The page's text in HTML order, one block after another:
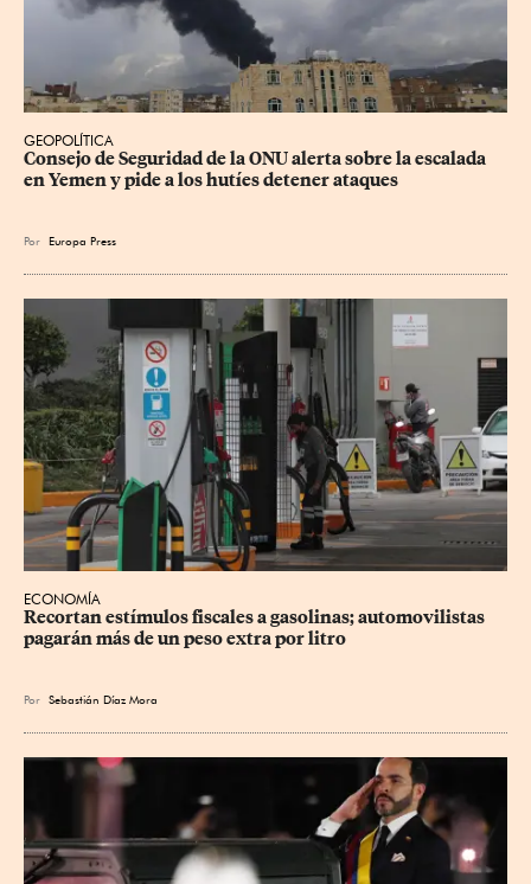
GEOPOLÍTICA
Consejo de Seguridad de la ONU alerta sobre la escalada
en Yemen y pide a los hutíes detener ataques
Por Europa Press
ECONOMÍA
Recortan estímulos fiscales a gasolinas; automovilistas
pagarán más de un peso extra por litro
Por Sebastián Díaz Mora